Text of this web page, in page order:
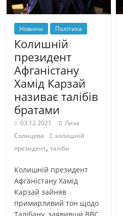
Новини Політика
Колишній
президент
Афганістану
Хамід Карзай
називає талібів
братами
03.12.2021
Лиза
Солнцева
колишній
президент,таліби
Колишній президент
Афганістану Хамід
Карзай зайняв
примирливий тон щодо